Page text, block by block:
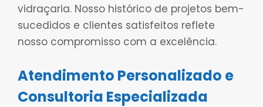
vidraçaria. Nosso histórico de projetos bem-
sucedidos e clientes satisfeitos reflete
nosso compromisso com a excelência.
Atendimento Personalizado e
Consultoria Especializada